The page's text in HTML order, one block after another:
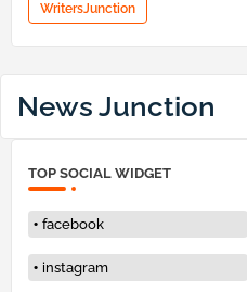
WritersJunction
News Junction
TOP SOCIAL WIDGET
facebook
instagram